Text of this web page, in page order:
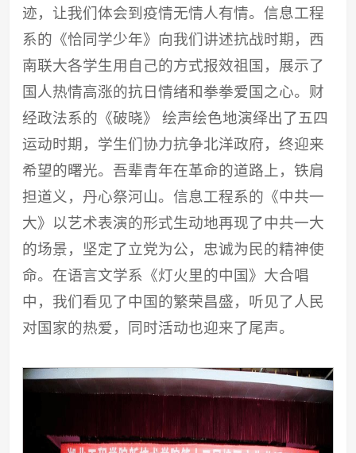
迹，让我们体会到疫情无情人有情。信息工程
系的《恰同学少年》向我们讲述抗战时期，西
南联大各学生用自己的方式报效祖国，展示了
国人热情高涨的抗日情绪和拳拳爱国之心。财
经政法系的《破晓》 绘声绘色地演绎出了五四
运动时期，学生们协力抗争北洋政府，终迎来
希望的曙光。吾辈青年在革命的道路上，铁肩
担道义，丹心祭河山。信息工程系的《中共一
大》以艺术表演的形式生动地再现了中共一大
的场景，坚定了立党为公，忠诚为民的精神使
命。在语言文学系《灯火里的中国》大合唱
中，我们看见了中国的繁荣昌盛，听见了人民
对国家的热爱，同时活动也迎来了尾声。